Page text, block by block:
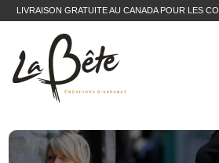
LIVRAISON GRATUITE AU CANADA POUR LES